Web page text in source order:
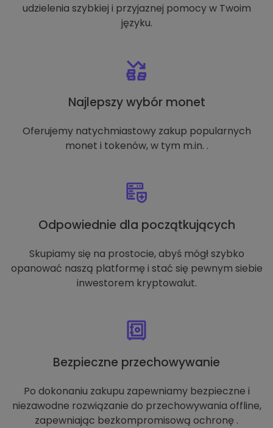
udzielenia szybkiej i przyjaznej pomocy w Twoim
języku.
Najlepszy wybór monet
Oferujemy natychmiastowy zakup popularnych
monet i tokenów, w tym m.in. .
Odpowiednie dla początkujących
Skupiamy się na prostocie, abyś mógł szybko
opanować naszą platformę i stać się pewnym siebie
inwestorem kryptowalut.
Bezpieczne przechowywanie
Po dokonaniu zakupu zapewniamy bezpieczne i
niezawodne rozwiązanie do przechowywania offline,
zapewniając bezkompromisową ochronę .